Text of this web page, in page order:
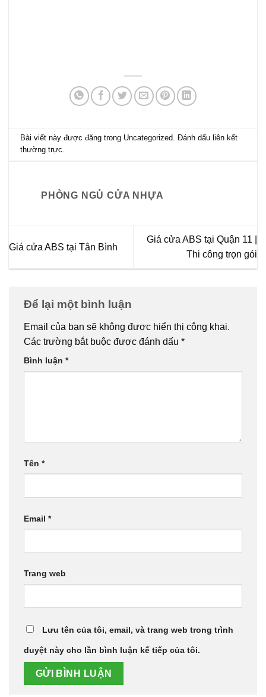
Bài viết này được đăng trong Uncategorized. Đánh dấu liên kết
thường trực.
PHÒNG NGỦ CỬA NHỰA
Giá cửa ABS tại Tân Bình
Giá cửa ABS tại Quận 11 |
Thi công trọn gói
Để lại một bình luận
Email của bạn sẽ không được hiển thị công khai.
Các trường bắt buộc được đánh dấu *
Bình luận *
Tên *
Email *
Trang web
Lưu tên của tôi, email, và trang web trong trình
duyệt này cho lần bình luận kế tiếp của tôi.